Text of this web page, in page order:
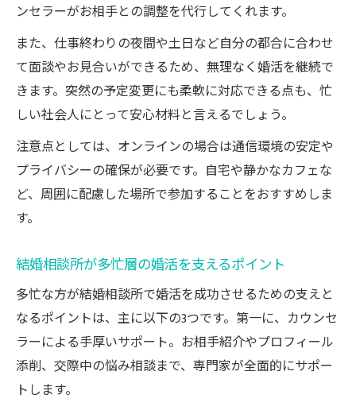
ンセラーがお相手との調整を代行してくれます。
また、仕事終わりの夜間や土日など自分の都合に合わせ
て面談やお見合いができるため、無理なく婚活を継続で
きます。突然の予定変更にも柔軟に対応できる点も、忙
しい社会人にとって安心材料と言えるでしょう。
注意点としては、オンラインの場合は通信環境の安定や
プライバシーの確保が必要です。自宅や静かなカフェな
ど、周囲に配慮した場所で参加することをおすすめしま
す。
結婚相談所が多忙層の婚活を支えるポイント
多忙な方が結婚相談所で婚活を成功させるための支えと
なるポイントは、主に以下の3つです。第一に、カウンセ
ラーによる手厚いサポート。お相手紹介やプロフィール
添削、交際中の悩み相談まで、専門家が全面的にサポー
トします。